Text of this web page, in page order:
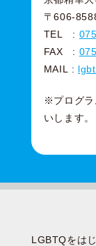
〒606-
TEL :
FAX :
MAIL :
※プログラ
いします。
LGBTQをは